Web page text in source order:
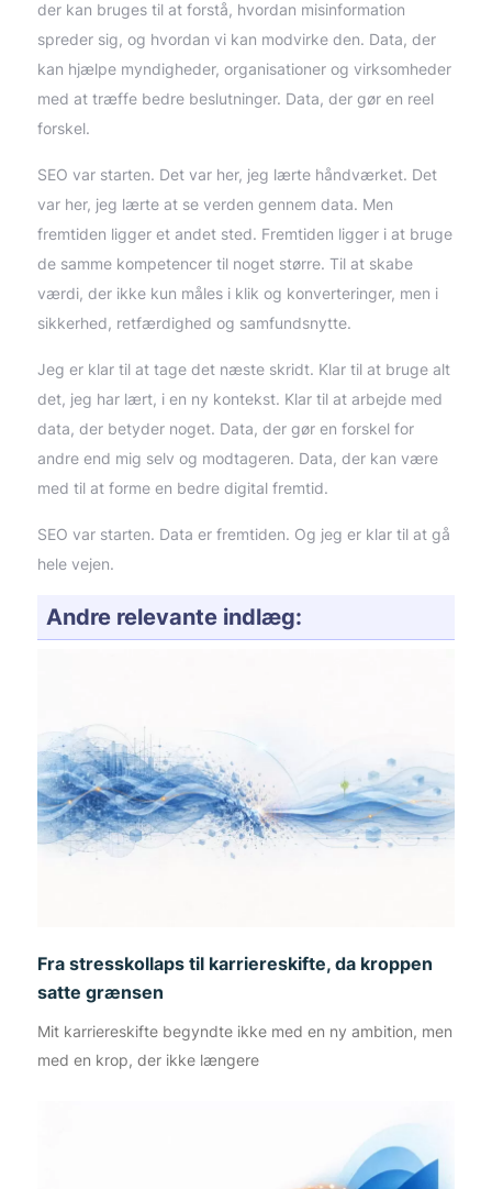
der kan bruges til at forstå, hvordan misinformation
spreder sig, og hvordan vi kan modvirke den. Data, der
kan hjælpe myndigheder, organisationer og virksomheder
med at træffe bedre beslutninger. Data, der gør en reel
forskel.
SEO var starten. Det var her, jeg lærte håndværket. Det
var her, jeg lærte at se verden gennem data. Men
fremtiden ligger et andet sted. Fremtiden ligger i at bruge
de samme kompetencer til noget større. Til at skabe
værdi, der ikke kun måles i klik og konverteringer, men i
sikkerhed, retfærdighed og samfundsnytte.
Jeg er klar til at tage det næste skridt. Klar til at bruge alt
det, jeg har lært, i en ny kontekst. Klar til at arbejde med
data, der betyder noget. Data, der gør en forskel for
andre end mig selv og modtageren. Data, der kan være
med til at forme en bedre digital fremtid.
SEO var starten. Data er fremtiden. Og jeg er klar til at gå
hele vejen.
Andre relevante indlæg:
Fra stresskollaps til karriereskifte, da kroppen
satte grænsen
Mit karriereskifte begyndte ikke med en ny ambition, men
med en krop, der ikke længere